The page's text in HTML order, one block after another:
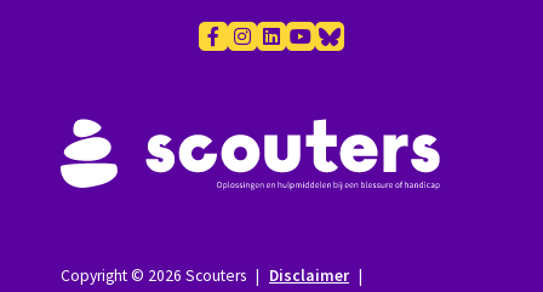
Copyright © 2026 Scouters | Disclaimer |